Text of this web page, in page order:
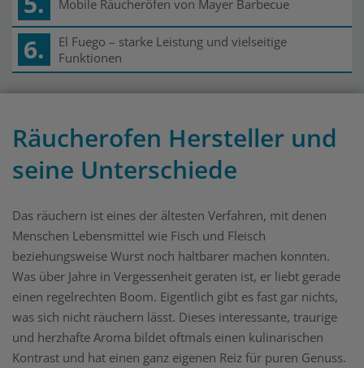
Mobile Räucheröfen von Mayer Barbecue
6.
El Fuego – starke Leistung und vielseitige
Funktionen
Räucherofen Hersteller und
seine Unterschiede
Das räuchern ist eines der ältesten Verfahren, mit denen
Menschen Lebensmittel wie Fisch und Fleisch
beziehungsweise Wurst noch haltbarer machen konnten.
Was über Jahre in Vergessenheit geraten ist, er liebt gerade
einen regelrechten Boom. Eigentlich gibt es fast gar nichts,
was sich nicht räuchern lässt. Dieses interessante, traurige
und herzhafte Aroma bildet oftmals einen kulinarischen
Kontrast und hat einen ganz eigenen Reiz für puren Genuss.